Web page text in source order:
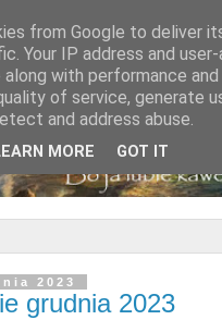
2023
grudnia 2023
from Google to deliver
Your IP address and
along with performance
of service, generate
and address abuse.
MORE GOT IT